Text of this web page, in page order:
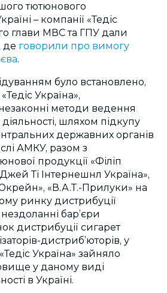
тютюнового
– компанії «Тедіс
глави МВС та ГПУ дали
де говорили про вимогу
.
було встановлено,
Україна»,
методи ведення
шляхом підкупу
державних органів
АМКУ, разом з
продукції «Філіп
Ті Інтернешнл Україна»,
«В.А.Т.-Прилуки» на
ринку дистрибуції
бар’єри
дистрибуції сигарет
дистриб’юторів, у
Україна» зайняло
у даному виді
в Україні.